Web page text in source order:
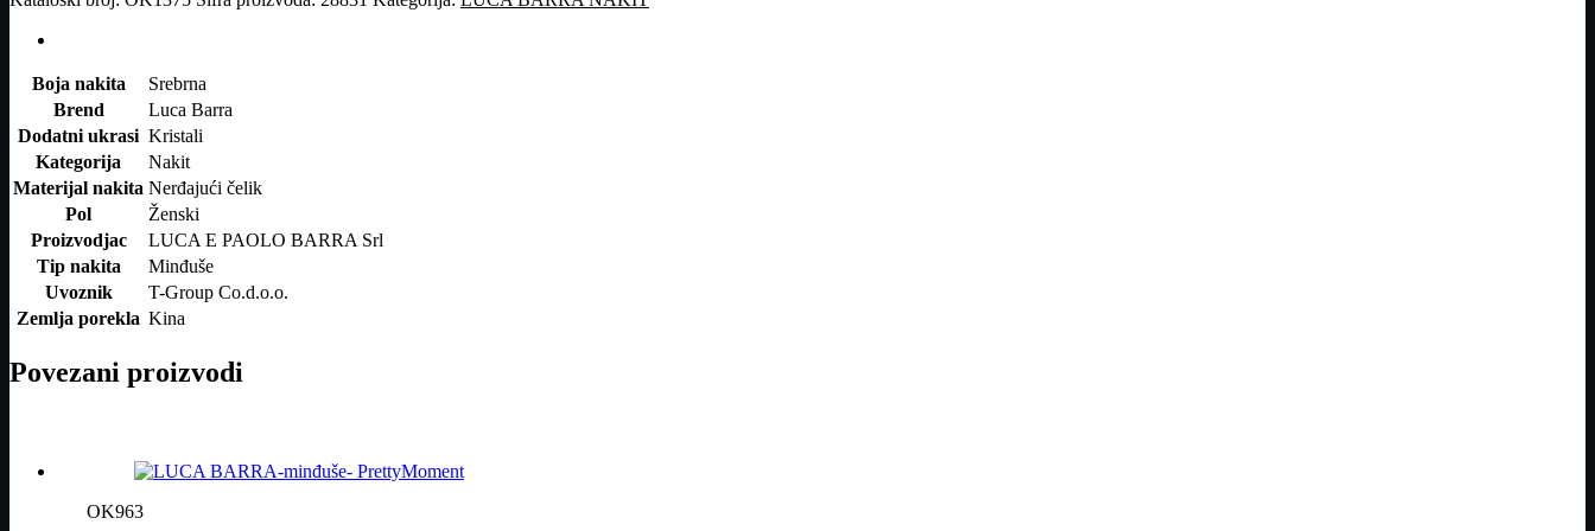
Boja nakita
Srebrna
Brend
Luca Barra
Dodatni ukrasi Kristali
Kategorija
Nakit
Materijal nakita Nerđajući čelik
Pol
Ženski
Proizvodjac
LUCA E PAOLO BARRA Srl
Tip nakita
Minđuše
Uvoznik
T-Group Co.d.o.o.
Zemlja porekla Kina
Povezani proizvodi
OK963